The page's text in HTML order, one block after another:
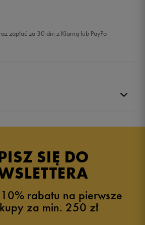
zapłać za 30 dni z Klarną lub PayPo
SIĘ DO
rabatu na pierwsze
za min. 250 zł